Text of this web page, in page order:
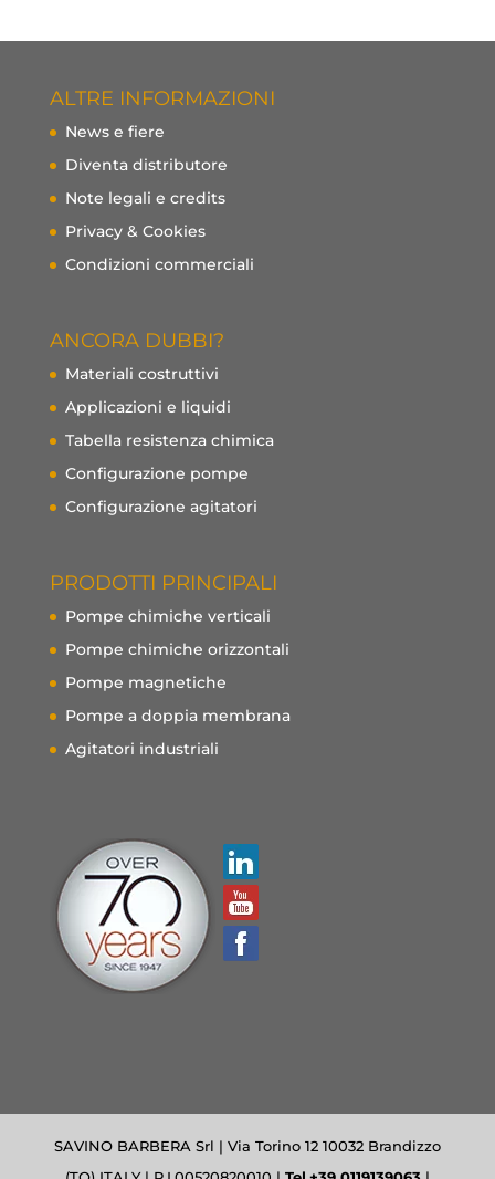
ALTRE INFORMAZIONI
News e fiere
Diventa distributore
Note legali e credits
Privacy & Cookies
Condizioni commerciali
ANCORA DUBBI?
Materiali costruttivi
Applicazioni e liquidi
Tabella resistenza chimica
Configurazione pompe
Configurazione agitatori
PRODOTTI PRINCIPALI
Pompe chimiche verticali
Pompe chimiche orizzontali
Pompe magnetiche
Pompe a doppia membrana
Agitatori industriali
SAVINO BARBERA Srl | Via Torino 12 10032 Brandizzo